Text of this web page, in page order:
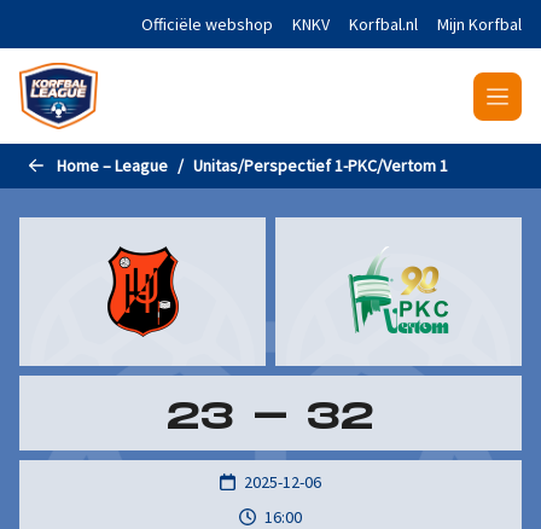
Naar de hoofdinhoud gaanOfficiële webshop KNKV Korfbal.nl Mijn Korfbal
Home – League Unitas/Perspectief 1-PKC/Vertom 1
23 - 32
2025-12-06
16:00